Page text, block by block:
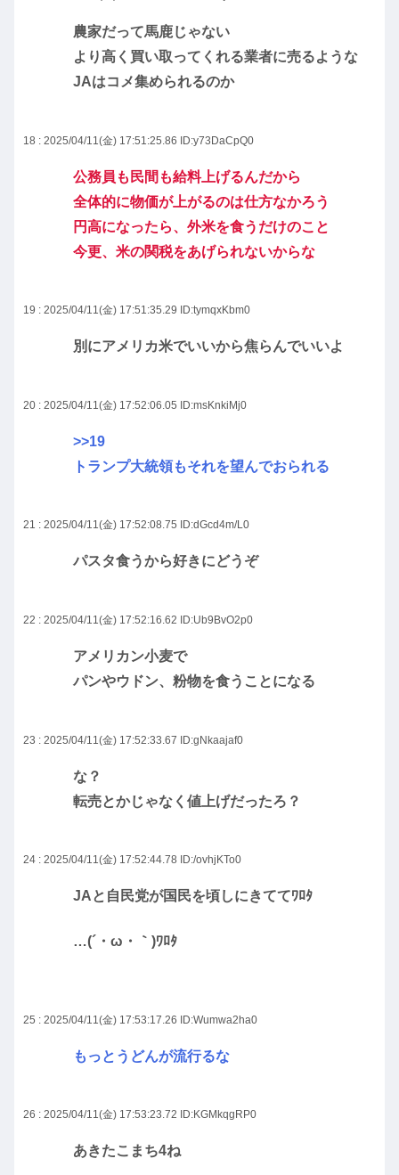
農家だって馬鹿じゃない
より高く買い取ってくれる業者に売るような
JAはコメ集められるのか
18 : 2025/04/11(金) 17:51:25.86 ID:y73DaCpQ0
公務員も民間も給料上げるんだから
全体的に物価が上がるのは仕方なかろう
円高になったら、外米を食うだけのこと
今更、米の関税をあげられないからな
19 : 2025/04/11(金) 17:51:35.29 ID:tymqxKbm0
別にアメリカ米でいいから焦らんでいいよ
20 : 2025/04/11(金) 17:52:06.05 ID:msKnkiMj0
>>19
トランプ大統領もそれを望んでおられる
21 : 2025/04/11(金) 17:52:08.75 ID:dGcd4m/L0
パスタ食うから好きにどうぞ
22 : 2025/04/11(金) 17:52:16.62 ID:Ub9BvO2p0
アメリカン小麦で
パンやウドン、粉物を食うことになる
23 : 2025/04/11(金) 17:52:33.67 ID:gNkaajaf0
な？
転売とかじゃなく値上げだったろ？
24 : 2025/04/11(金) 17:52:44.78 ID:/ovhjKTo0
JAと自民党が国民を頃しにきててﾜﾛﾀ
…(´・ω・｀)ﾜﾛﾀ
25 : 2025/04/11(金) 17:53:17.26 ID:Wumwa2ha0
もっとうどんが流行るな
26 : 2025/04/11(金) 17:53:23.72 ID:KGMkqgRP0
あきたこまち4ね